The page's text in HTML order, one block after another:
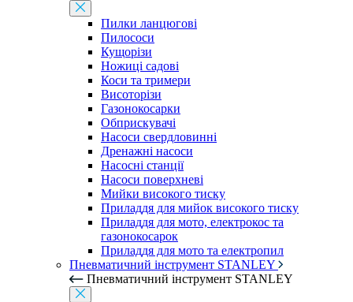
Пилки ланцюгові
Пилососи
Кущорізи
Ножиці садові
Коси та тримери
Висоторізи
Газонокосарки
Обприскувачі
Насоси свердловинні
Дренажні насоси
Насосні станції
Насоси поверхневі
Мийки високого тиску
Приладдя для мийок високого тиску
Приладдя для мото, електрокос та
газонокосарок
Приладдя для мото та електропил
Пневматичний інструмент STANLEY
Пневматичний інструмент STANLEY